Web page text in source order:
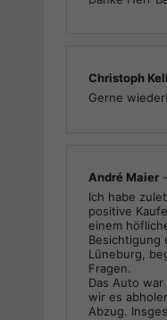
Christoph
Gerne wieder!
André Maier -
Ich habe
positive
einem
Besichtigung
Lüneburg,
Fragen.
Das Auto
wir es
Abzug.